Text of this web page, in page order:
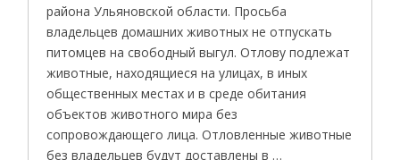
района Ульяновской области. Просьба
владельцев домашних животных не отпускать
питомцев на свободный выгул. Отлову подлежат
животные, находящиеся на улицах, в иных
общественных местах и в среде обитания
объектов животного мира без
сопровождающего лица. Отловленные животные
без владельцев будут доставлены в …